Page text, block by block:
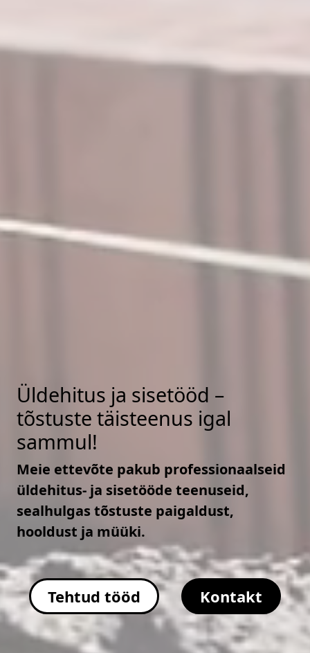
Üldehitus ja sisetööd –
tõstuste täisteenus igal
sammul!
Meie ettevõte pakub professionaalseid
üldehitus- ja sisetööde teenuseid,
sealhulgas tõstuste paigaldust,
hooldust ja müüki.
Tehtud tööd Kontakt